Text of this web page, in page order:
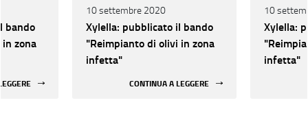
bando
zona
10 settembre 2020
Xylella: pubblicato il bando
"Reimpianto di olivi in zona
infetta"
CONTINUA A LEGGERE
10
Xylella:
infetta"